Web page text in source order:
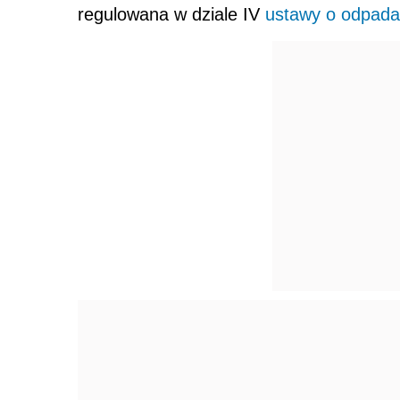
regulowana w dziale IV ustawy o